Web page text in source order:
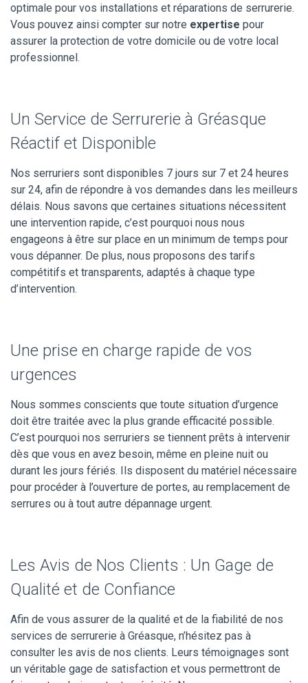
optimale pour vos installations et réparations de serrurerie.
Vous pouvez ainsi compter sur notre expertise pour
assurer la protection de votre domicile ou de votre local
professionnel.
Un Service de Serrurerie à Gréasque
Réactif et Disponible
Nos serruriers sont disponibles 7 jours sur 7 et 24 heures
sur 24, afin de répondre à vos demandes dans les meilleurs
délais. Nous savons que certaines situations nécessitent
une intervention rapide, c’est pourquoi nous nous
engageons à être sur place en un minimum de temps pour
vous dépanner. De plus, nous proposons des tarifs
compétitifs et transparents, adaptés à chaque type
d’intervention.
Une prise en charge rapide de vos
urgences
Nous sommes conscients que toute situation d’urgence
doit être traitée avec la plus grande efficacité possible.
C’est pourquoi nos serruriers se tiennent prêts à intervenir
dès que vous en avez besoin, même en pleine nuit ou
durant les jours fériés. Ils disposent du matériel nécessaire
pour procéder à l’ouverture de portes, au remplacement de
serrures ou à tout autre dépannage urgent.
Les Avis de Nos Clients : Un Gage de
Qualité et de Confiance
Afin de vous assurer de la qualité et de la fiabilité de nos
services de serrurerie à Gréasque, n’hésitez pas à
consulter les avis de nos clients. Leurs témoignages sont
un véritable gage de satisfaction et vous permettront de